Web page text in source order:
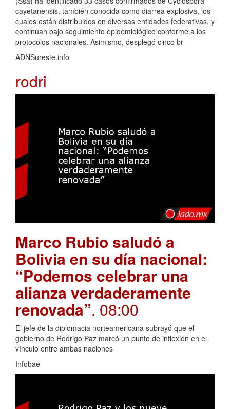
cayetanensis, también conocida como diarrea explosiva, los
cuales están distribuidos en diversas entidades federativas, y
continúan bajo seguimiento epidemiológico conforme a los
protocolos nacionales. Asimismo, desplegó cinco br
ADNSureste.info
rodri
Marco Rubio saludó a
Bolivia en su día nacional:
“Podemos celebrar una
alianza verdaderamente
renovada”. 08:00
El jefe de la diplomacia norteamericana subrayó que el
gobierno de Rodrigo Paz marcó un punto de inflexión en el
vínculo entre ambas naciones
Infobae